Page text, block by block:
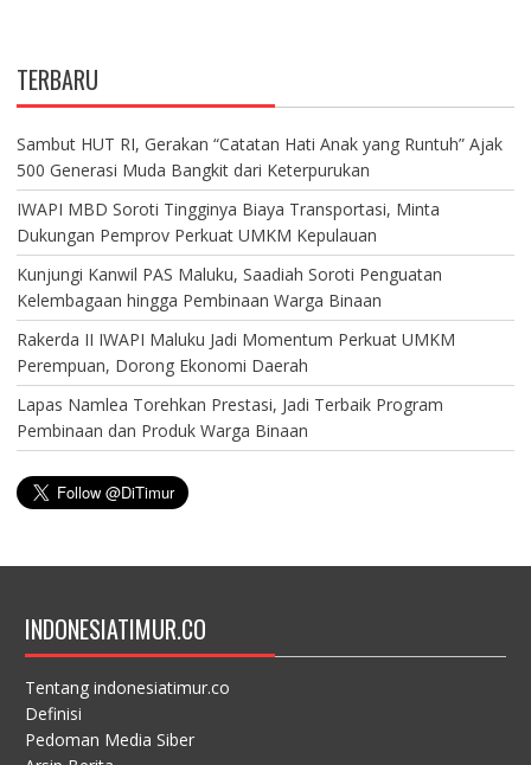
TERBARU
Sambut HUT RI, Gerakan “Catatan Hati Anak yang Runtuh” Ajak
500 Generasi Muda Bangkit dari Keterpurukan
IWAPI MBD Soroti Tingginya Biaya Transportasi, Minta
Dukungan Pemprov Perkuat UMKM Kepulauan
Kunjungi Kanwil PAS Maluku, Saadiah Soroti Penguatan
Kelembagaan hingga Pembinaan Warga Binaan
Rakerda II IWAPI Maluku Jadi Momentum Perkuat UMKM
Perempuan, Dorong Ekonomi Daerah
Lapas Namlea Torehkan Prestasi, Jadi Terbaik Program
Pembinaan dan Produk Warga Binaan
INDONESIATIMUR.CO
Tentang indonesiatimur.co
Definisi
Pedoman Media Siber